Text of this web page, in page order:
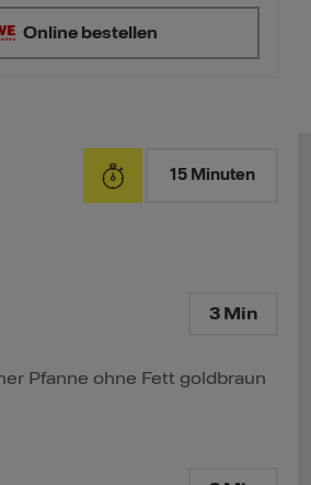
Online bestellen
15 Minuten
3 Min
Pfanne ohne Fett goldbraun